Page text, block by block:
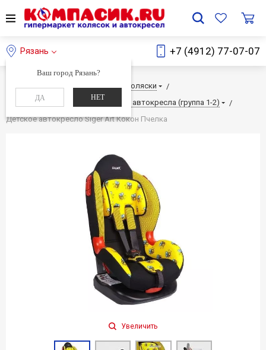
Рязань
Ваш город Рязань?
ДА НЕТ
+7 (4912) 77-07-07
Главная Каталог
Детские коляски
Детские автокресла
Детские автокресла (группа 1-2)
Детское автокресло Siger Art Кокон Пчелка
Увеличить